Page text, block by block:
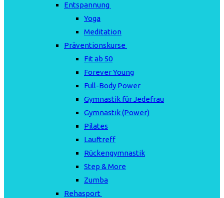
Entspannung
Yoga
Meditation
Präventionskurse
Fit ab 50
Forever Young
Full-Body Power
Gymnastik für Jedefrau
Gymnastik (Power)
Pilates
Lauftreff
Rückengymnastik
Step & More
Zumba
Rehasport